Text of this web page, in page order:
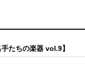
たちの楽器 vol.9】